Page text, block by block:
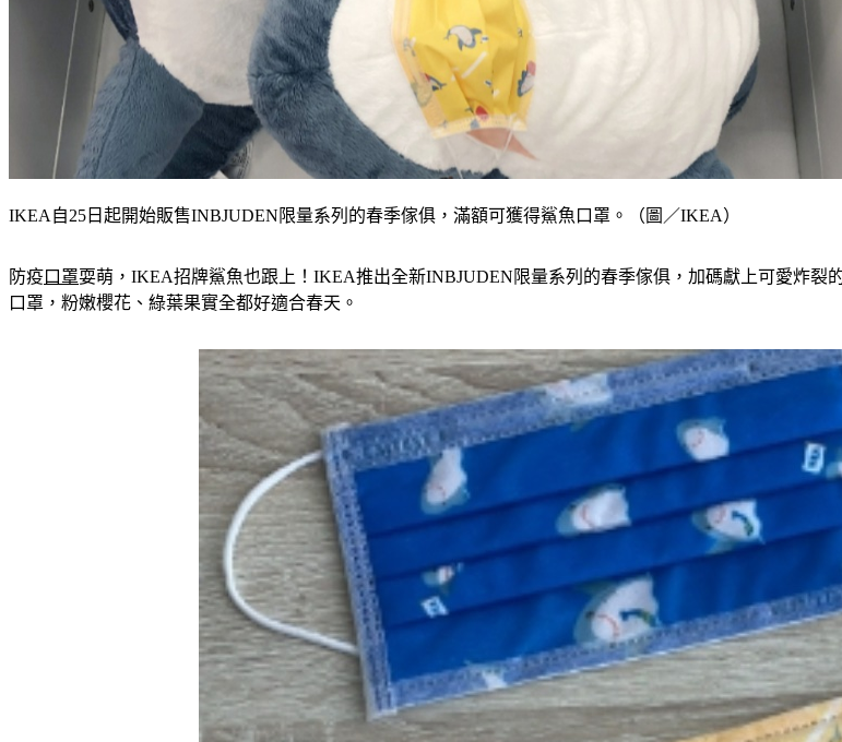
IKEA自25日起開始販售INBJUDEN限量系列的春季傢俱，滿額可獲得鯊魚口罩。（圖／IKEA）
防疫口罩耍萌，IKEA招牌鯊魚也跟上！IKEA推出全新INBJUDEN限量系列的春季傢俱，加碼獻上可愛炸
口罩，粉嫩櫻花、綠葉果實全都好適合春天。